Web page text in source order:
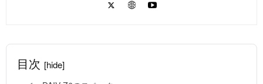
目次 [hide]